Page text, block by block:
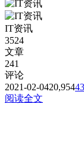
IT资讯
3524
文章
241
评论
2021-02-0420,95443
阅读全文